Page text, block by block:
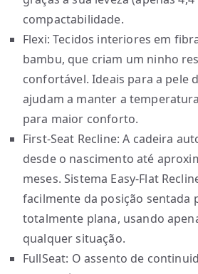
compactabilidade.
Flexi: Tecidos interiores em
bambu, que criam um ninho
confortável. Ideais para a pele
ajudam a manter a
para maior conforto.
First-Seat Recline: A cadeira
desde o nascimento até
meses. Sistema Easy-Flat
facilmente da posição sentada
totalmente plana, usando
qualquer situação.
FullSeat: O assento de